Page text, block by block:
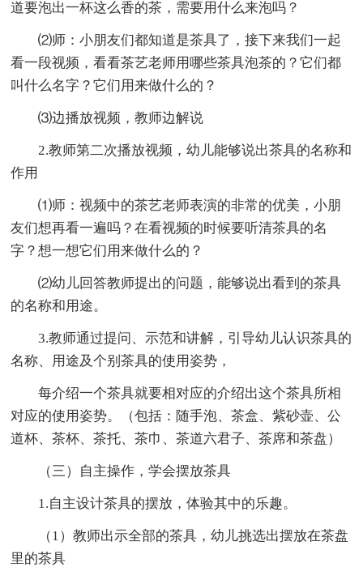
道要泡出一杯这么香的茶，需要用什么来泡吗？
⑵师：小朋友们都知道是茶具了，接下来我们一起
看一段视频，看看茶艺老师用哪些茶具泡茶的？它们都
叫什么名字？它们用来做什么的？
⑶边播放视频，教师边解说
2.教师第二次播放视频，幼儿能够说出茶具的名称和
作用
⑴师：视频中的茶艺老师表演的非常的优美，小朋
友们想再看一遍吗？在看视频的时候要听清茶具的名
字？想一想它们用来做什么的？
⑵幼儿回答教师提出的问题，能够说出看到的茶具
的名称和用途。
3.教师通过提问、示范和讲解，引导幼儿认识茶具的
名称、用途及个别茶具的使用姿势，
每介绍一个茶具就要相对应的介绍出这个茶具所相
对应的使用姿势。（包括：随手泡、茶盒、紫砂壶、公
道杯、茶杯、茶托、茶巾、茶道六君子、茶席和茶盘）
（三）自主操作，学会摆放茶具
1.自主设计茶具的摆放，体验其中的乐趣。
（1）教师出示全部的茶具，幼儿挑选出摆放在茶盘
里的茶具